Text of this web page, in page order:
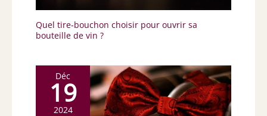
Quel tire-bouchon choisir pour ouvrir sa
bouteille de vin ?
Déc
19
2024